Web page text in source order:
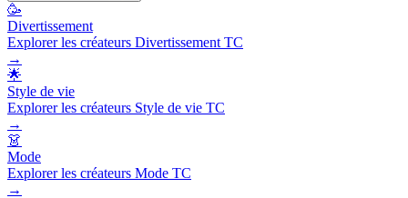
🥳
Divertissement
Explorer les créateurs Divertissement TC
→
🌟
Style de vie
Explorer les créateurs Style de vie TC
→
👗
Mode
Explorer les créateurs Mode TC
→